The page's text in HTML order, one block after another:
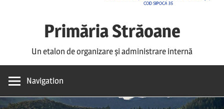
Primăria Străoane
Un etalon de organizare și administrare internă
Navigation